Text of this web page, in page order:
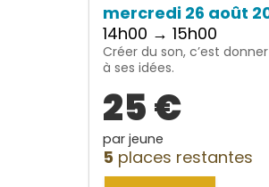
mercredi 26 août
14h00 → 15h00
Créer du son, c’est
à ses idées.
25 €
par jeune
5 places restantes